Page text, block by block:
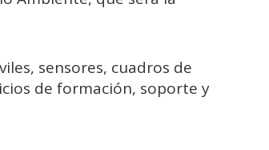
sensores, cuadros de
de formación, soporte y